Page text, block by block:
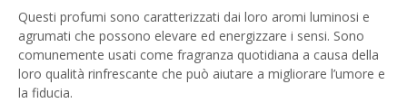
Questi profumi sono caratterizzati dai loro aromi luminosi e
agrumati che possono elevare ed energizzare i sensi. Sono
comunemente usati come fragranza quotidiana a causa della
loro qualità rinfrescante che può aiutare a migliorare l’umore e
la fiducia.